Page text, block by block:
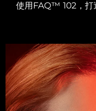
使用FAQ™ 102，打
For men,
For
面部提拉
Premium
Deep
Near-
device
UFO™
Red
Hybrid
issa™
Smart
issa™ 4
Hybrid
FAQ™ 抗老護理
抗老
FAQ™
Clinical
FAQ™
LED mask
保加利亞
智利
中國
哥倫比亞